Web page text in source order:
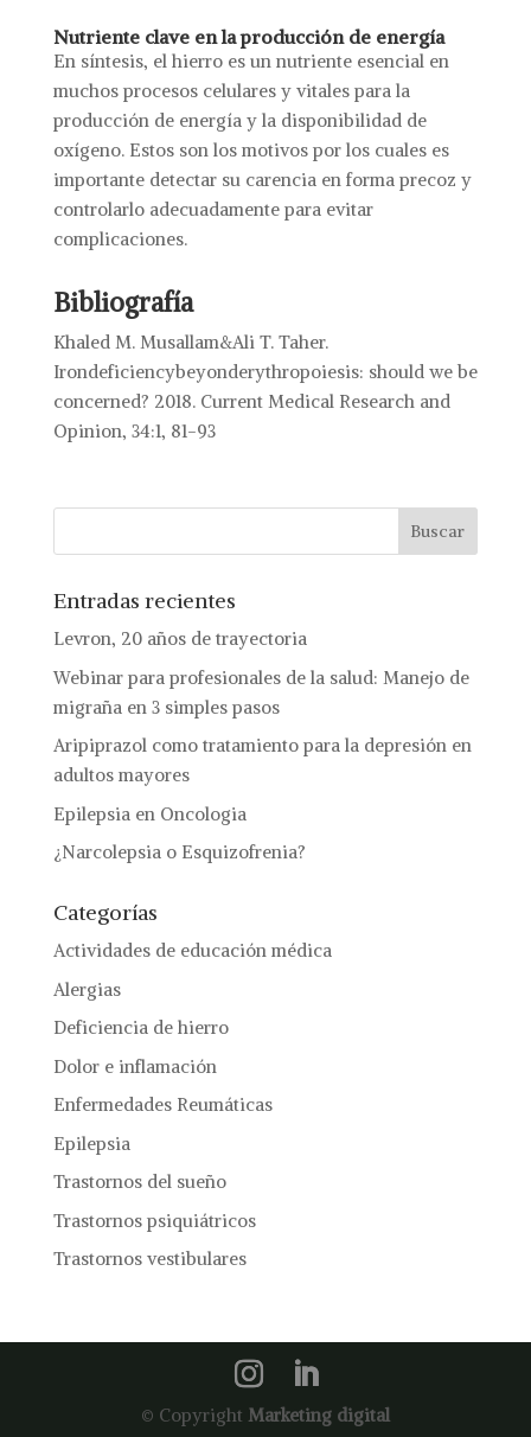
Nutriente clave en la producción de energía
En síntesis, el hierro es un nutriente esencial en
muchos procesos celulares y vitales para la
producción de energía y la disponibilidad de
oxígeno. Estos son los motivos por los cuales es
importante detectar su carencia en forma precoz y
controlarlo adecuadamente para evitar
complicaciones.
Bibliografía
Khaled M. Musallam&Ali T. Taher.
Irondeficiencybeyonderythropoiesis: should we be
concerned? 2018. Current Medical Research and
Opinion, 34:1, 81-93
Entradas recientes
Levron, 20 años de trayectoria
Webinar para profesionales de la salud: Manejo de
migraña en 3 simples pasos
Aripiprazol como tratamiento para la depresión en
adultos mayores
Epilepsia en Oncologia
¿Narcolepsia o Esquizofrenia?
Categorías
Actividades de educación médica
Alergias
Deficiencia de hierro
Dolor e inflamación
Enfermedades Reumáticas
Epilepsia
Trastornos del sueño
Trastornos psiquiátricos
Trastornos vestibulares
© Copyright Marketing digital